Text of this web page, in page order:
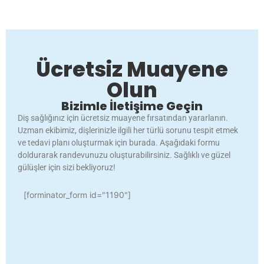
Ücretsiz Muayene
Olun
Bizimle İletişime Geçin
Diş sağlığınız için ücretsiz muayene fırsatından yararlanın.
Uzman ekibimiz, dişlerinizle ilgili her türlü sorunu tespit etmek
ve tedavi planı oluşturmak için burada. Aşağıdaki formu
doldurarak randevunuzu oluşturabilirsiniz. Sağlıklı ve güzel
gülüşler için sizi bekliyoruz!
[forminator_form id="1190"]